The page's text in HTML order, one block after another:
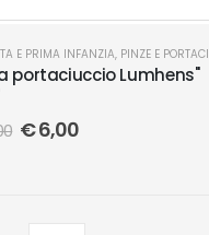
E PRIMA INFANZIA, PINZE E PORTACIUCCIO
portaciuccio Lumhens"
€6,00